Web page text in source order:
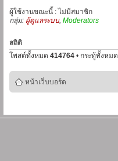
ผู้ใช้งานขณะนี้ : ไม่มีสมาชิก
กลุ่ม: ผู้ดูแลระบบ, Moderators
สถิติ
โพสต์ทั้งหมด 414764 • กระทู้ทั้งหมด
หน้าเว็บบอร์ด